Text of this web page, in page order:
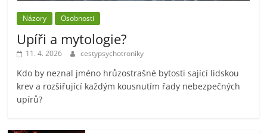
Názory Osobnosti
Upíři a mytologie?
11. 4. 2026 cestypsychotroniky
Kdo by neznal jméno hrůzostrašné bytosti sající lidskou
krev a rozšiřující každým kousnutím řady nebezpečných
upírů?